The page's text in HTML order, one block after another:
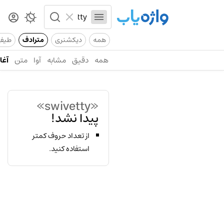
همه دیکشنری مترادف
همه دقیق مشابه آوا متن
«swivetty»
پیدا نشد!
از تعداد حروف کمتر
استفاده کنید.